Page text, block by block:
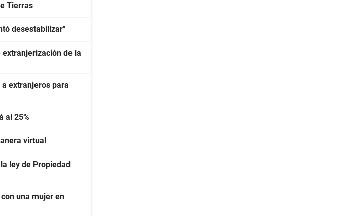
Tierras
desestabilizar"
de la
extranjeros para
al 25%
virtual
ley de Propiedad
una mujer en